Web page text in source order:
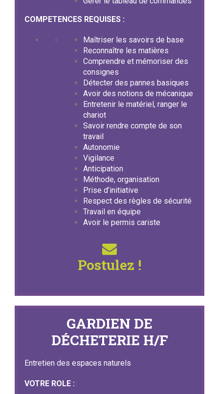
COMPETENCES REQUISES :
Maîtriser les savoirs de base
Reconnaître les matières
Comprendre et mémoriser des
consignes
Détecter des pannes basiques
Avoir des notions de mécanique
Entretenir le matériel, ranger le
chariot
Savoir rendre compte de son
travail
Autonomie
Vigilance
Anticipation
Méthode, organisation
Prise d’initiative
Respect des règles de sécurité
Travail en équipe
Avoir le permis cariste
Postulez !
GARDIEN DE
DÉCHETERIE H/F
Entretien des espaces naturels
VOTRE ROLE :